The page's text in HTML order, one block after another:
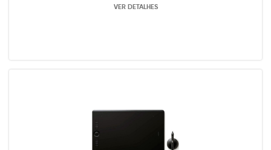
VER DETALHES